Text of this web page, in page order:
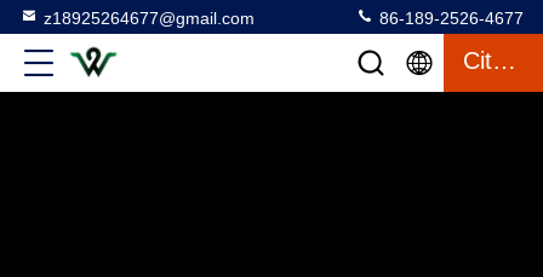
z18925264677@gmail.com 86-189-2526-4677
Citaat